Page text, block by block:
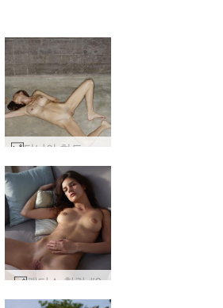
타니아 하드 바디 #34
캔디스 칠링 #9